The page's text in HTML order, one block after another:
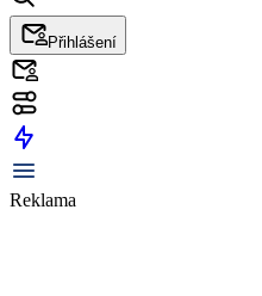
Přihlášení
Reklama